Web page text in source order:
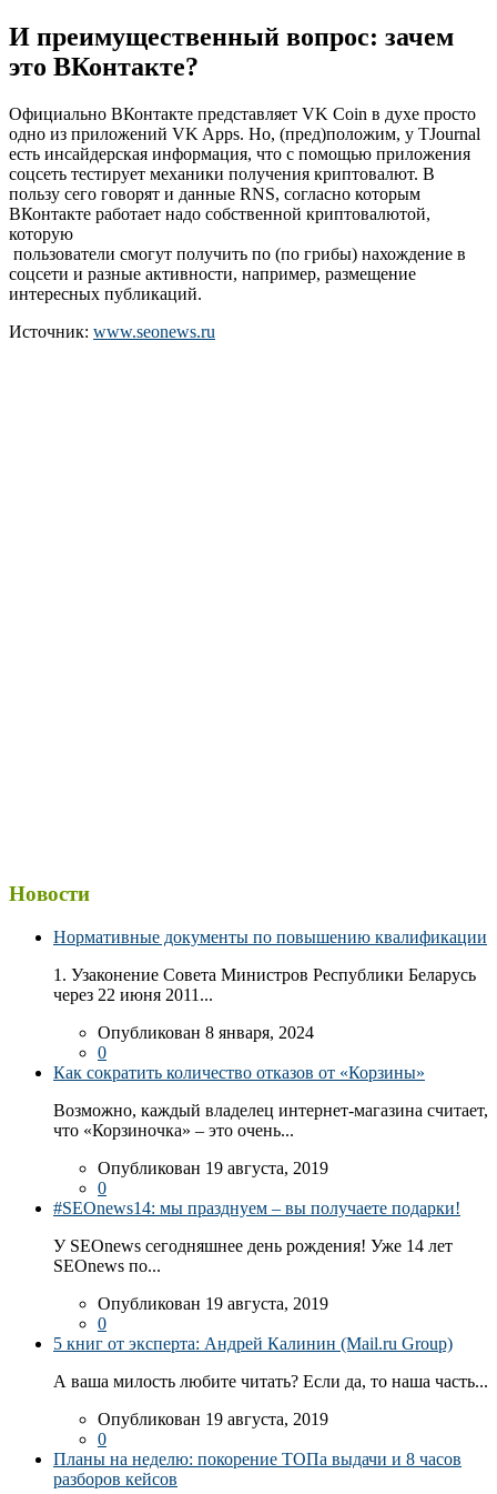
И преимущественный вопрос: зачем
это ВКонтакте?
Официально ВКонтакте представляет VK Coin в духе просто
одно из приложений VK Apps. Но, (пред)положим, у TJournal
есть инсайдерская информация, что с помощью приложения
соцсеть тестирует механики получения криптовалют. В
пользу сего говорят и данные RNS, согласно которым
ВКонтакте работает надо собственной криптовалютой,
которую
пользователи смогут получить по (по грибы) нахождение в
соцсети и разные активности, например, размещение
интересных публикаций.
Источник: www.seonews.ru
Новости
Нормативные документы по повышению квалификации
1. Узаконение Совета Министров Республики Беларусь
через 22 июня 2011...
Опубликован 8 января, 2024
0
Как сократить количество отказов от «Корзины»
Возможно, каждый владелец интернет-магазина считает,
что «Корзиночка» – это очень...
Опубликован 19 августа, 2019
0
#SEOnews14: мы празднуем – вы получаете подарки!
У SEOnews сегодняшнее день рождения! Уже 14 лет
SEOnews по...
Опубликован 19 августа, 2019
0
5 книг от эксперта: Андрей Калинин (Mail.ru Group)
А ваша милость любите читать? Если да, то наша часть...
Опубликован 19 августа, 2019
0
Планы на неделю: покорение ТОПа выдачи и 8 часов
разборов кейсов